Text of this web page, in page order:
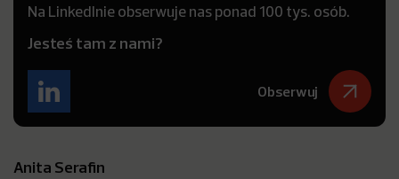
Na LinkedInie obserwuje nas ponad 100 tys. osób.
Jesteś tam z nami?
Obserwuj
Anita Serafin